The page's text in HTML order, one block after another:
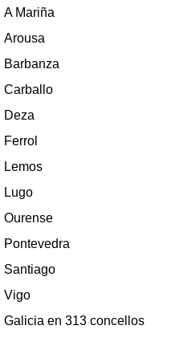
A Mariña
Arousa
Barbanza
Carballo
Deza
Ferrol
Lemos
Lugo
Ourense
Pontevedra
Santiago
Vigo
Galicia en 313 concellos